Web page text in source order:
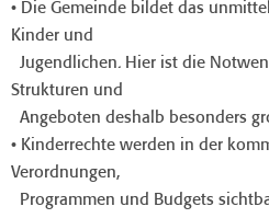
• Die Gemeinde bildet das
Kinder und
Jugendlichen. Hier ist die
Strukturen und
Angeboten deshalb besonders
• Kinderrechte werden in der
Verordnungen,
Programmen und Budgets